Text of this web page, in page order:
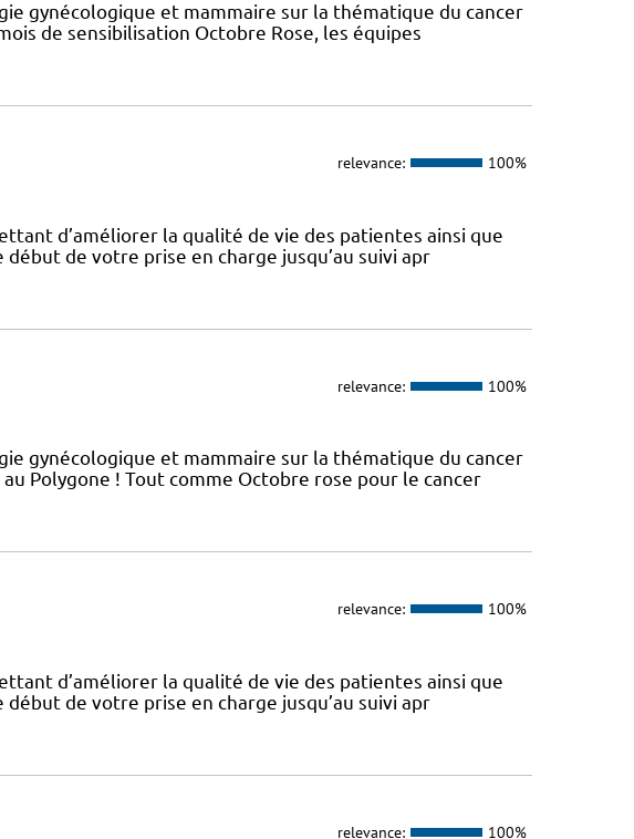
gynécologique et mammaire sur la thématique du cancer
de sensibilisation Octobre Rose, les équipes
relevance: 100%
d’améliorer la qualité de vie des patientes ainsi que
de votre prise en charge jusqu’au suivi apr
relevance: 100%
gynécologique et mammaire sur la thématique du cancer
Polygone ! Tout comme Octobre rose pour le cancer
relevance: 100%
d’améliorer la qualité de vie des patientes ainsi que
de votre prise en charge jusqu’au suivi apr
relevance: 100%